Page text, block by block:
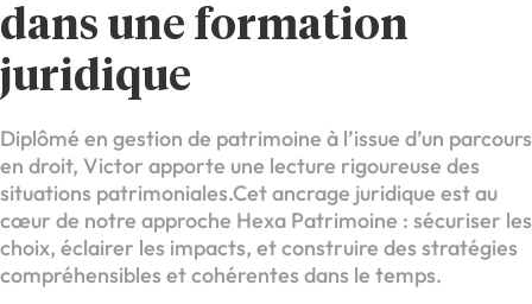
dans une formation
juridique
Diplômé en gestion de patrimoine à l’issue d’un parcours
en droit, Victor apporte une lecture rigoureuse des
situations patrimoniales.Cet ancrage juridique est au
cœur de notre approche Hexa Patrimoine : sécuriser les
choix, éclairer les impacts, et construire des stratégies
compréhensibles et cohérentes dans le temps.